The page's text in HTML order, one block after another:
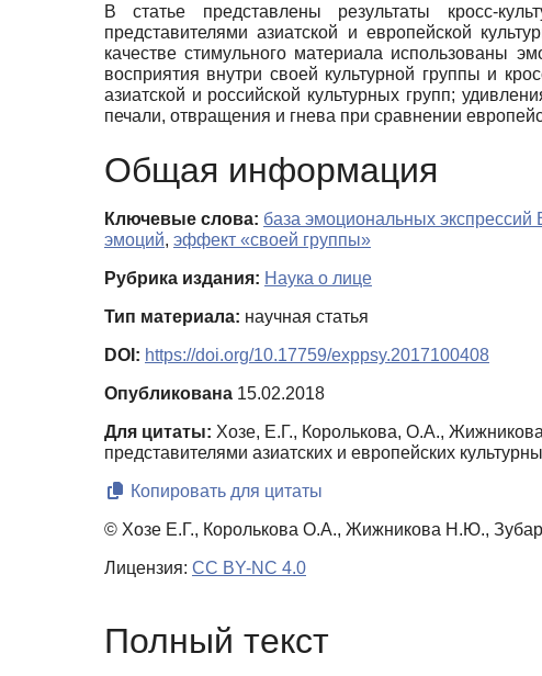
В статье представлены результаты кросс-
представителями азиатской и европейской
качестве стимульного материала использованы
восприятия внутри своей культурной группы и
азиатской и российской культурных групп;
печали, отвращения и гнева при сравнении
Общая информация
Ключевые слова: база эмоциональных
эмоций, эффект «своей группы»
Рубрика издания: Наука о лице
Тип материала: научная статья
DOI: https://doi.org/10.17759/exppsy.2017100408
Опубликована 15.02.2018
Для цитаты: Хозе, Е.Г., Королькова, О.А.,
представителями азиатских и европейских
Копировать для цитаты
© Хозе Е.Г., Королькова О.А., Жижникова Н.Ю.,
Лицензия: CC BY-NC 4.0
Полный текст